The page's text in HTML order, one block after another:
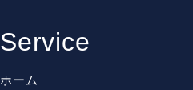
Service
ホーム